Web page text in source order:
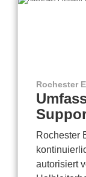
Rochester
Rochester
autorisiert